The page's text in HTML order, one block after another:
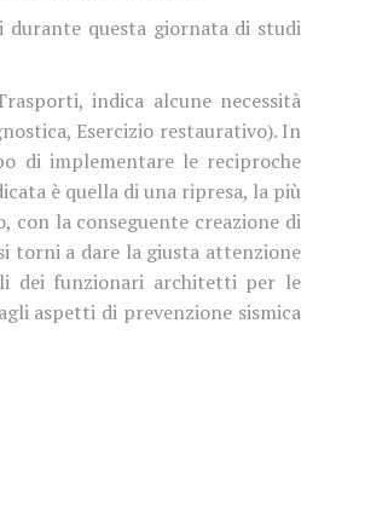
durante questa giornata di studi
indica alcune necessità
Esercizio restaurativo). In
di implementare le reciproche
è quella di una ripresa, la più
con la conseguente creazione di
torni a dare la giusta attenzione
dei funzionari architetti per le
aspetti di prevenzione sismica